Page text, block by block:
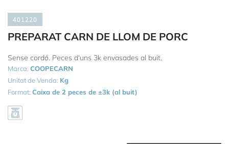
401220
PREPARAT CARN DE LLOM DE PORC
Sense cordó. Peces d'uns 3k envasades al buit.
Marca: COOPECARN
Unitat de Venda: Kg
Format: Caixa de 2 peces de ±3k (al buit)